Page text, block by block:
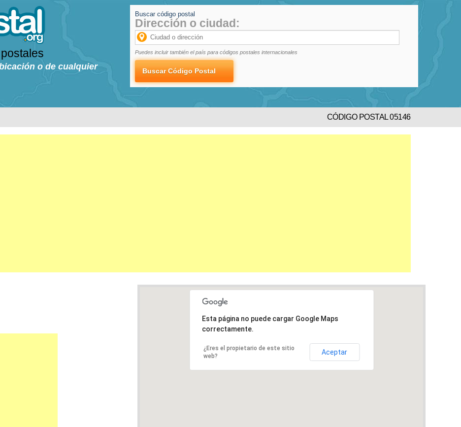
o de cualquier
Buscar código postal
Dirección o ciudad:
Puedes incluir también el país para códigos postales internacionales
CÓDIGO POSTAL 05146
Esta página no puede cargar Google Maps
correctamente.
¿Eres el propietario de este sitio
web?
Aceptar